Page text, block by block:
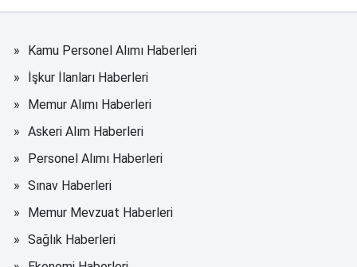
Kamu Personel Alımı Haberleri
İşkur İlanları Haberleri
Memur Alımı Haberleri
Askeri Alım Haberleri
Personel Alımı Haberleri
Sınav Haberleri
Memur Mevzuat Haberleri
Sağlık Haberleri